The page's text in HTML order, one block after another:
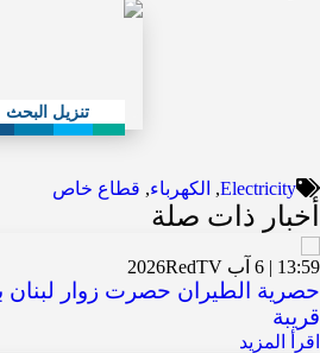
تنزيل البحث
Electricity
, الكهرباء, قطاع خاص
أخبار ذات صلة
13:59 | 6 آب 2026 RedTV
حصرية الطيران حصرت زوار لبنان
قريبة
اقرأ المزيد